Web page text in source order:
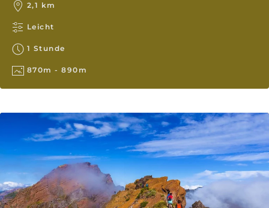
2,1 km
Leicht
1 Stunde
870m - 890m